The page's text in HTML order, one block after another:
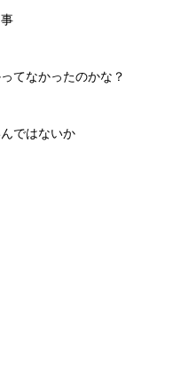
てなかったのかな？
ではないか